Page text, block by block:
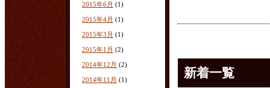
2015年6月 (1)
2015年4月 (1)
2015年3月 (1)
2015年1月 (2)
2014年12月 (2)
2014年11月 (1) 新着一覧